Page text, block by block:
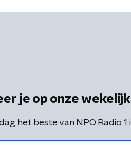
je op onze
het beste van NPO Radio 1